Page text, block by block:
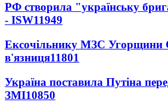
РФ створила "українську
- ISW11949
Ексочільнику МЗС Угорщини
в'язниця11801
Україна поставила Путіна
ЗМІ10850